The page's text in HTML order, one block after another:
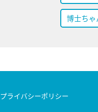
博士ちゃ
プライバシーポリシー